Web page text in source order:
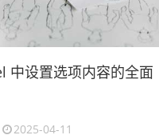
中设置选项内容的全面
2025-04-11